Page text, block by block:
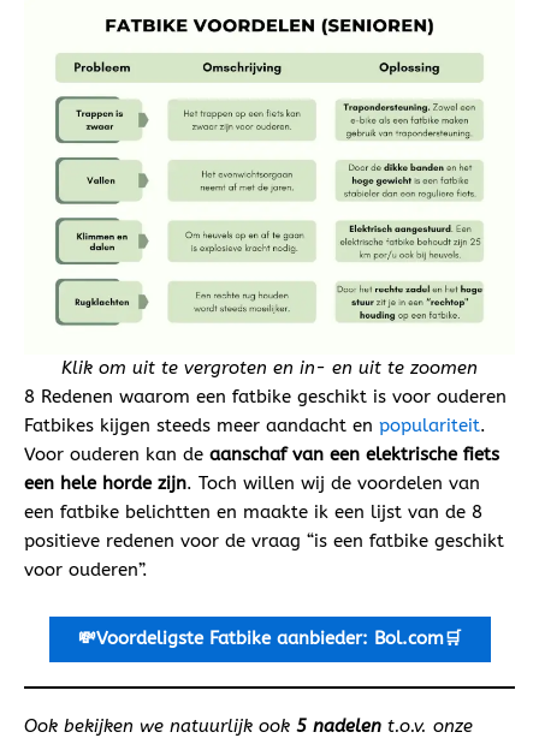
Klik om uit te vergroten en in- en uit te zoomen
8 Redenen waarom een fatbike geschikt is voor ouderen
Fatbikes kijgen steeds meer aandacht en populariteit.
Voor ouderen kan de aanschaf van een elektrische fiets
een hele horde zijn. Toch willen wij de voordelen van
een fatbike belichtten en maakte ik een lijst van de 8
positieve redenen voor de vraag “is een fatbike geschikt
voor ouderen”.
💸Voordeligste Fatbike aanbieder: Bol.com🛒
Ook bekijken we natuurlijk ook 5 nadelen t.o.v. onze